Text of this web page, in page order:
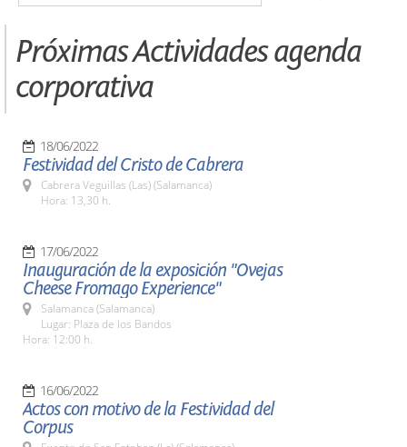
Próximas Actividades agenda
corporativa
18/06/2022
Festividad del Cristo de Cabrera
Cabrera Veguillas (Las) (Salamanca)
Hora: 13,30 h.
17/06/2022
Inauguración de la exposición "Ovejas
Cheese Fromago Experience"
Salamanca (Salamanca)
Lugar: Plaza de los Bandos
Hora: 12:00 h.
16/06/2022
Actos con motivo de la Festividad del
Corpus